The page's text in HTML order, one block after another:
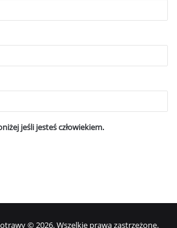
jeśli jesteś człowiekiem.
© 2026. Wszelkie prawa zastrzeżone.